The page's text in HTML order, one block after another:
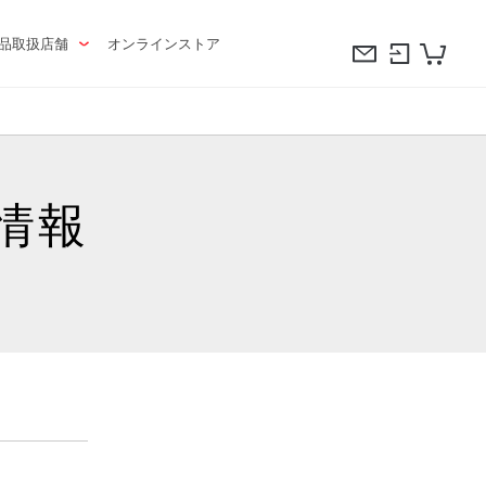
取扱店舗 オンラインストア
報